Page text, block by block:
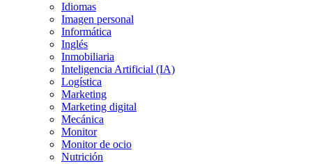
Idiomas
Imagen personal
Informática
Inglés
Inmobiliaria
Inteligencia Artificial (IA)
Logística
Marketing
Marketing digital
Mecánica
Monitor
Monitor de ocio
Nutrición